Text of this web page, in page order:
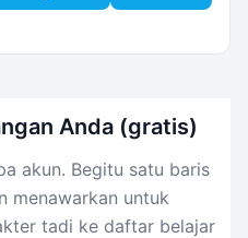
Anda (gratis)
akun. Begitu satu baris
menawarkan untuk
tadi ke daftar belajar